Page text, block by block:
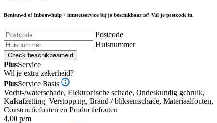
Benieuwd of Inbouwhulp + inmeetservice bij je beschikbaar is? Vul je postcode in.
Postcode
Huisnummer
Check beschikbaarheid
PlusService
Wil je extra zekerheid?
PlusService Basis
Vocht-/waterschade, Elektronische schade, Ondeskundig gebruik,
Kalkafzetting, Verstopping, Brand-/ bliksemschade, Materiaalfouten,
Constructiefouten en Productiefouten
4,00 p/m